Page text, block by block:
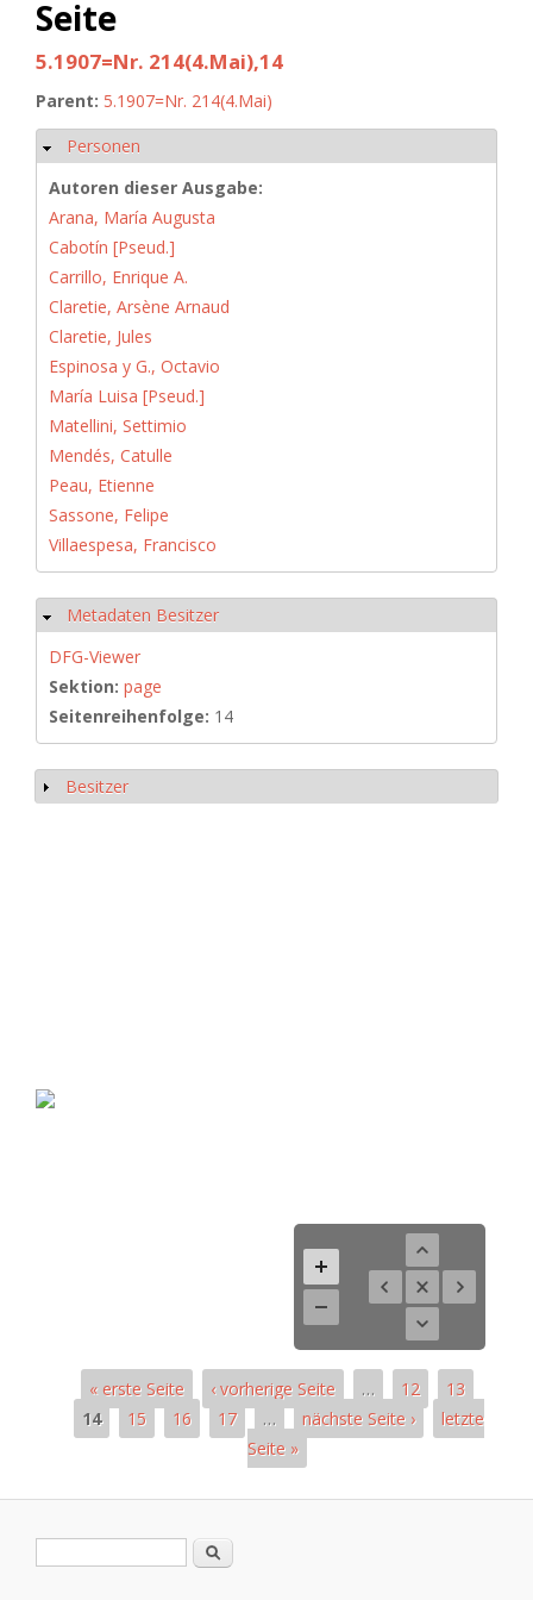
Seite
5.1907=Nr. 214(4.Mai),14
Parent: 5.1907=Nr. 214(4.Mai)
Hide
Personen
Autoren dieser Ausgabe:
Arana, María Augusta
Cabotín [Pseud.]
Carrillo, Enrique A.
Claretie, Arsène Arnaud
Claretie, Jules
Espinosa y G., Octavio
María Luisa [Pseud.]
Matellini, Settimio
Mendés, Catulle
Peau, Etienne
Sassone, Felipe
Villaespesa, Francisco
Hide
Metadaten Besitzer
DFG-Viewer
Sektion: page
Seitenreihenfolge: 14
Show
Besitzer
« erste Seite ‹ vorherige Seite … 12
13
14
15 16 17 … nächste Seite ›
letzte
Seite »
Search